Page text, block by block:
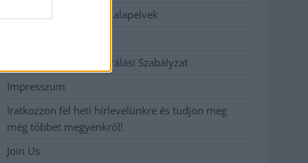
Etikai és függetlenségi alapelvek
Hozzászólási és Moderálási Szabályzat
Impresszum
Iratkozzon fel heti hírlevelünkre és tudjon meg
még többet megyénkről!
Join Us